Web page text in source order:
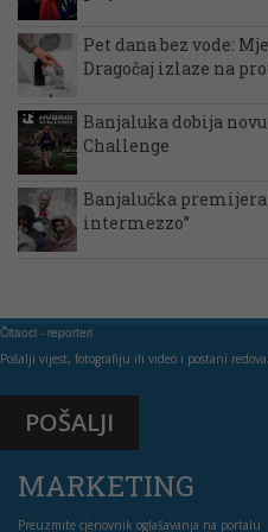
Pet dana bez vode:
Dragočaj izlaze na
Banjaluka dobija
Challenge
Banjalučka
intermezzo”
Čitaoci - reporteri
Pošalji vijest, fotografiju ili video i postani
POŠALJI
MARKETING
Preuzmite cjenovnik oglašavanja na portalu